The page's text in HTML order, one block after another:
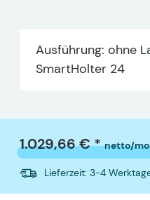
Ausführung: ohne
SmartHolter 24
1.029,66 € * netto/
Lieferzeit: 3-4